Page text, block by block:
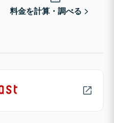
料金を計算・調べる